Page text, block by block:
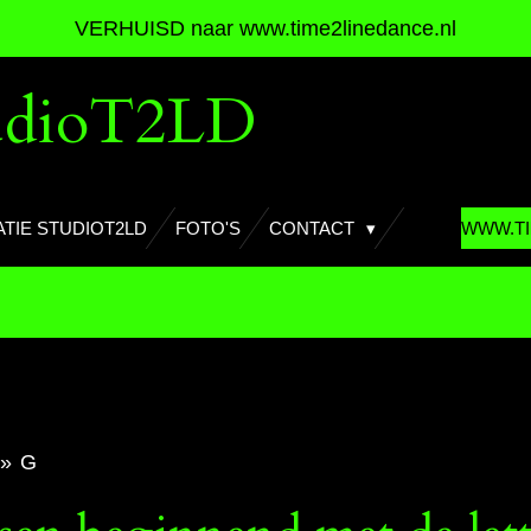
VERHUISD naar www.time2linedance.nl
STUDIOT2LD FOTO'S CONTACT
» G